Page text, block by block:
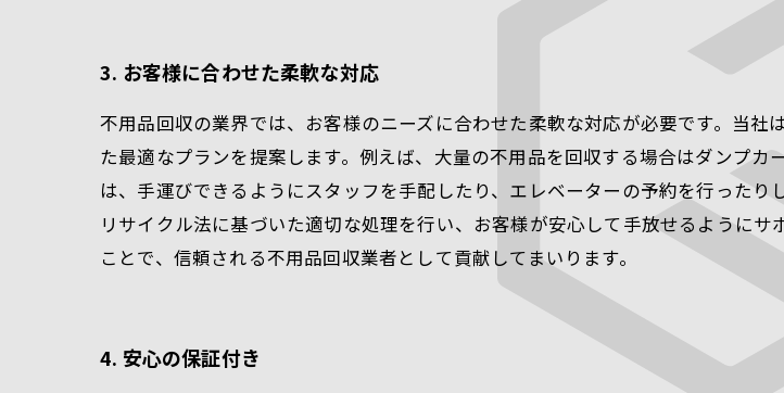
3. お客様に合わせた柔軟な対応
不用品回収の業界では、お客様のニーズに合わせた柔軟な対応が必要です。当
た最適なプランを提案します。例えば、大量の不用品を回収する場合はダンプ
は、手運びできるようにスタッフを手配したり、エレベーターの予約を行ったり
リサイクル法に基づいた適切な処理を行い、お客様が安心して手放せるように
ことで、信頼される不用品回収業者として貢献してまいります。
4. 安心の保証付き